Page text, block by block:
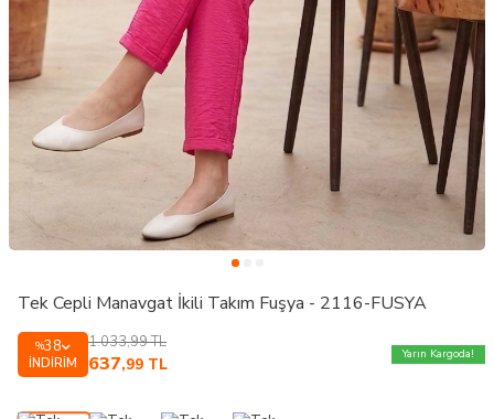
Tek Cepli Manavgat İkili Takım Fuşya - 2116-FUSYA
%38
İNDIRIM
1.033,99TL
637,99 TL
Yarın Kargoda!